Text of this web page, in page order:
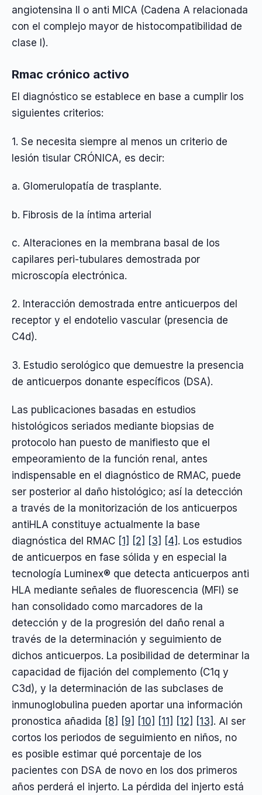
angiotensina II o anti MICA (Cadena A relacionada
con el complejo mayor de histocompatibilidad de
clase I).
Rmac crónico activo
El diagnóstico se establece en base a cumplir los
siguientes criterios:
1. Se necesita siempre al menos un criterio de
lesión tisular CRÓNICA, es decir:
a. Glomerulopatía de trasplante.
b. Fibrosis de la íntima arterial
c. Alteraciones en la membrana basal de los
capilares peri-tubulares demostrada por
microscopía electrónica.
2. Interacción demostrada entre anticuerpos del
receptor y el endotelio vascular (presencia de
C4d).
3. Estudio serológico que demuestre la presencia
de anticuerpos donante específicos (DSA).
Las publicaciones basadas en estudios
histológicos seriados mediante biopsias de
protocolo han puesto de manifiesto que el
empeoramiento de la función renal, antes
indispensable en el diagnóstico de RMAC, puede
ser posterior al daño histológico; así la detección
a través de la monitorización de los anticuerpos
antiHLA constituye actualmente la base
diagnóstica del RMAC [1] [2] [3] [4] . Los estudios
de anticuerpos en fase sólida y en especial la
tecnología Luminex® que detecta anticuerpos anti
HLA mediante señales de fluorescencia (MFI) se
han consolidado como marcadores de la
detección y de la progresión del daño renal a
través de la determinación y seguimiento de
dichos anticuerpos. La posibilidad de determinar la
capacidad de fijación del complemento (C1q y
C3d), y la determinación de las subclases de
inmunoglobulina pueden aportar una información
pronostica añadida [8] [9] [10] [11] [12] [13] . Al ser
cortos los periodos de seguimiento en niños, no
es posible estimar qué porcentaje de los
pacientes con DSA de novo en los dos primeros
años perderá el injerto. La pérdida del injerto está